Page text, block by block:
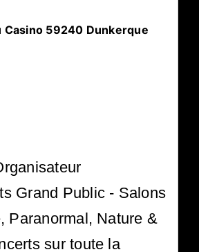
Casino 59240 Dunkerque
Grand Public - Salons
Paranormal, Nature &
sur toute la